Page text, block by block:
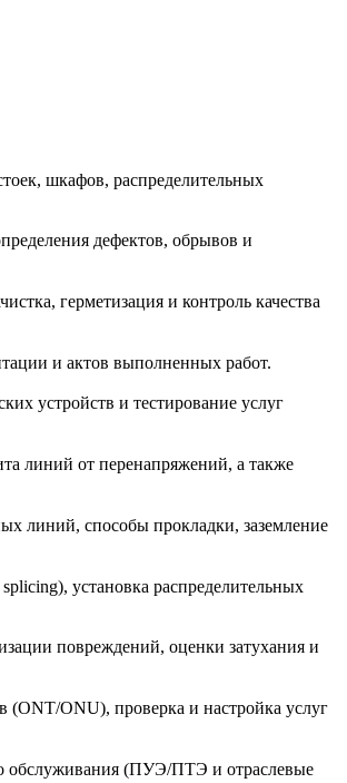
шкафов, распределительных
дефектов, обрывов и
герметизация и контроль качества
и актов выполненных работ.
устройств и тестирование услуг
линий от перенапряжений, а также
линий, способы прокладки, заземление
установка распределительных
повреждений, оценки затухания и
(ONT/ONU), проверка и настройка услуг
обслуживания (ПУЭ/ПТЭ и отраслевые